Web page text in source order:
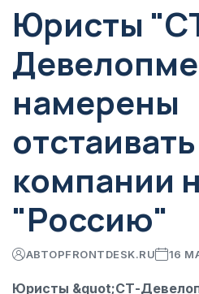
Юристы
намерены
компании
"Россию"
АВТОРFRONTDESK.RU 16
Юристы &quot;СТ-